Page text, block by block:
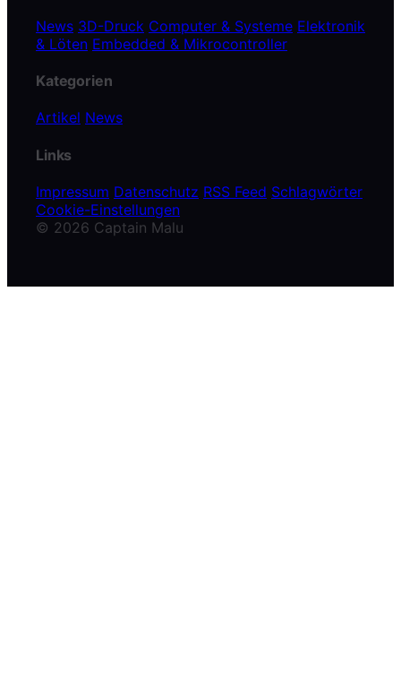
News 3D-Druck Computer & Systeme Elektronik
& Löten Embedded & Mikrocontroller
Kategorien
Artikel News
Links
Impressum Datenschutz RSS Feed Schlagwörter
Cookie-Einstellungen
© 2026 Captain Malu